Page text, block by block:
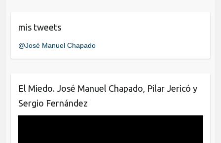
b
o
k
n
mis tweets
@José Manuel Chapado
El Miedo. José Manuel Chapado, Pilar Jericó y
Sergio Fernández